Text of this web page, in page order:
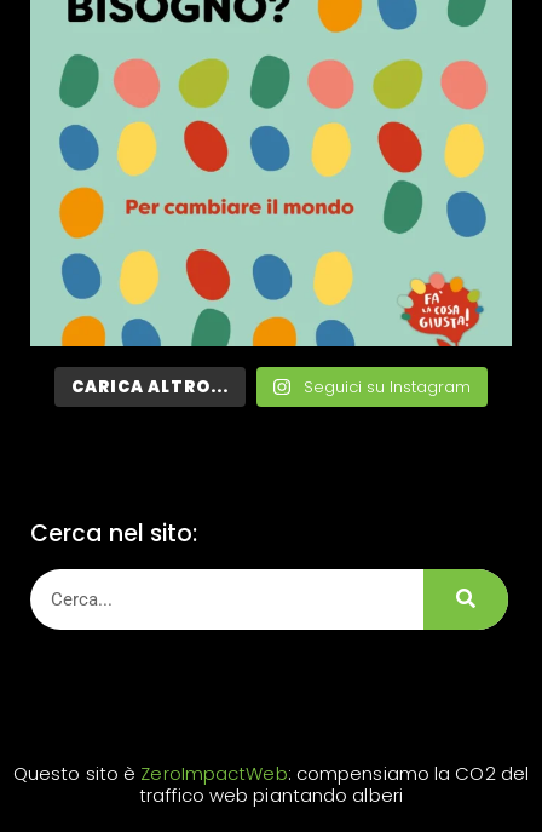
CARICA ALTRO... Seguici su Instagram
Cerca nel sito:
Questo sito è ZeroImpactWeb: compensiamo la CO2 del
traffico web piantando alberi